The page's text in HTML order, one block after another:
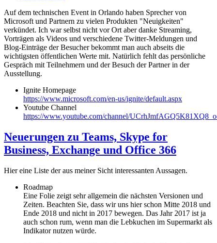
Auf dem technischen Event in Orlando haben Sprecher von
Microsoft und Partnern zu vielen Produkten "Neuigkeiten"
verkündet. Ich war selbst nicht vor Ort aber danke Streaming,
Vorträgen als Videos und verschiedene Twitter-Meldungen und
Blog-Einträge der Besucher bekommt man auch abseits die
wichtigsten öffentlichen Werte mit. Natürlich fehlt das persönliche
Gespräch mit Teilnehmern und der Besuch der Partner in der
Ausstellung.
Ignite Homepage
https://www.microsoft.com/en-us/ignite/default.aspx
Youtube Channel
https://www.youtube.com/channel/
Neuerungen zu Teams, Skype for
Business, Exchange und Office 366
Hier eine Liste der aus meiner Sicht interessanten Aussagen.
Roadmap
Eine Folie zeigt sehr allgemein die nächsten Versionen und
Zeiten. Beachten Sie, dass wir uns hier schon Mitte 2018 und
Ende 2018 und nicht in 2017 bewegen. Das Jahr 2017 ist ja
auch schon rum, wenn man die Lebkuchen im Supermarkt als
Indikator nutzen würde.